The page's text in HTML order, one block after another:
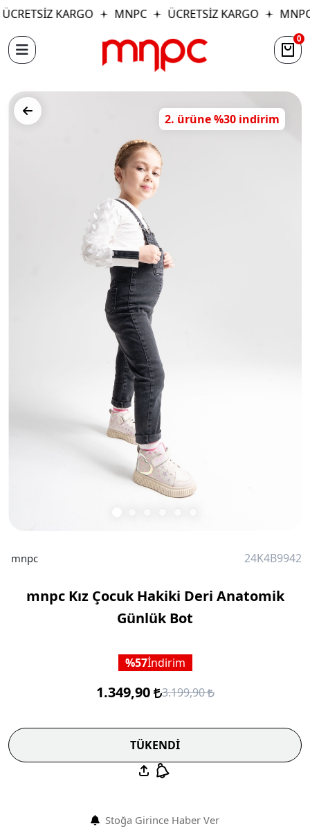
KARGO MNPC ÜCRETSİZ KARGO MNPC
0
2. ürüne %30 indirim
mnpc 24K4B9942
mnpc Kız Çocuk Hakiki Deri Anatomik
Günlük Bot
57İndirim
1.349,90 3.199,90
TÜKENDİ
Stoğa Girince Haber Ver